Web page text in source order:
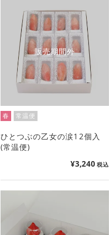
販売期間外
春 常温便
ひとつぶの乙女の涙12個入
(常温便)
¥3,240 税込